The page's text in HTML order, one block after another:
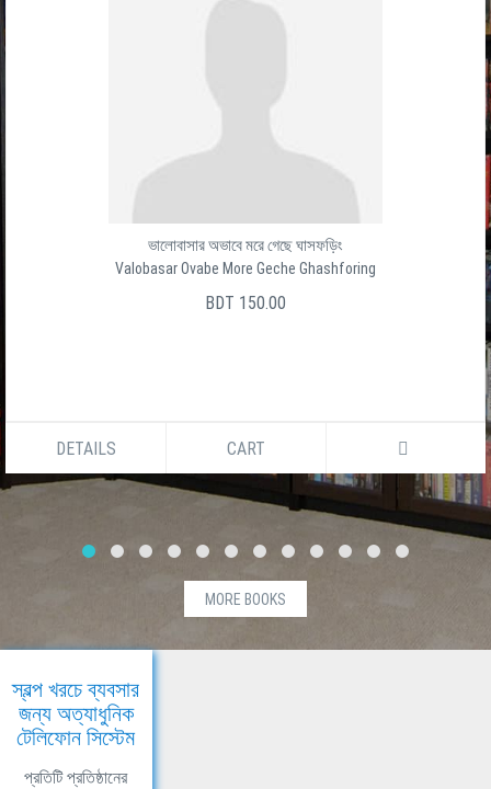
ভালোবাসার অভাবে মরে গেছে ঘাসফড়িং
Valobasar Ovabe More Geche Ghashforing
BDT 150.00
DETAILS CART
MORE BOOKS
স্বল্প খরচে ব্যবসার
জন্য অত্যাধুনিক
টেলিফোন সিস্টেম
প্রতিটি প্রতিষ্ঠানের